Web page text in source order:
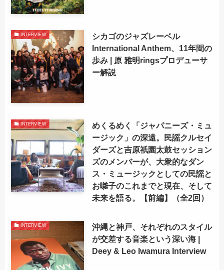
INTERVIEW
シカゴのジャズレーベル
International Anthem、11年間の
歩み | 原 雅明ringsプロデューサ
ー解説
INTERVIEW
めくるめく「ジャパニーズ・ミュ
ージック」の深遠。民謡クルセイ
ダーズと吉原祇園太鼓セッション
ズのメンバーが、大衆的なダン
ス・ミュージックとしての民謡と
お囃子のこれまでと現在、そして
未来を語る。【前編】（全2回）
INTERVIEW
沖縄と神戸、それぞれのスタイル
が交差する音楽という深い海 |
Deey & Leo Iwamura Interview